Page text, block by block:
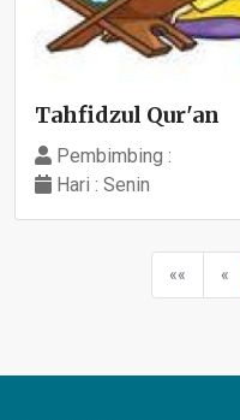
Tahfidzul Qur'an
Pembimbing :
Hari : Senin
«« «